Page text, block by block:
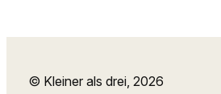
© Kleiner als drei, 2026